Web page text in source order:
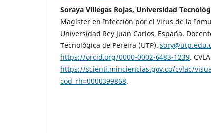
Soraya Villegas Rojas, Universidad
Magíster en Infección por el Virus de la
Universidad Rey Juan Carlos, España.
Tecnológica de Pereira (UTP).
https://orcid.org/0000-0002-6483-1239.
https://scienti.minciencias.gov.co/cvlac/
cod_rh=0000399868.